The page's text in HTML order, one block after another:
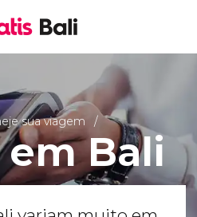
sua viagem
Bali